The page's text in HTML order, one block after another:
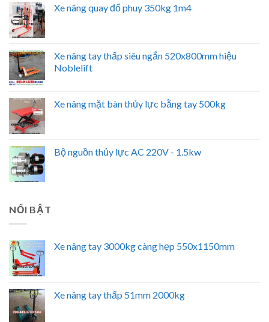
Xe nâng quay đổ phuy 350kg 1m4
Xe nâng tay thấp siêu ngắn 520x800mm hiệu
Noblelift
Xe nâng mặt bàn thủy lực bằng tay 500kg
Bộ nguồn thủy lực AC 220V - 1.5kw
NỔI BẬT
Xe nâng tay 3000kg càng hẹp 550x1150mm
Xe nâng tay thấp 51mm 2000kg